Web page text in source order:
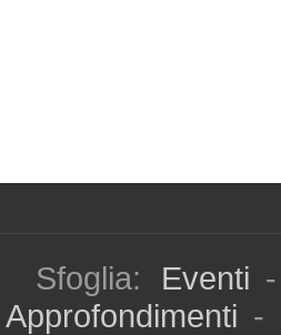
Sfoglia: Eventi -
Approfondimenti -